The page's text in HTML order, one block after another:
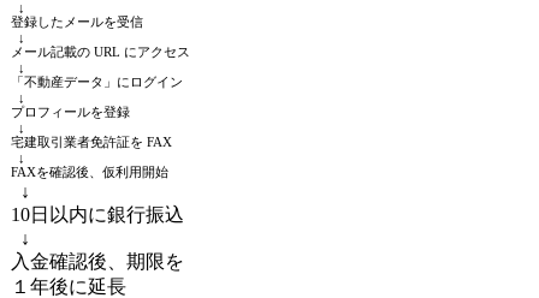
↓
登録したメールを受信
↓
メール記載の URL にアクセス
↓
「不動産データ」にログイン
↓
プロフィールを登録
↓
宅建取引業者免許証を FAX
↓
FAXを確認後、仮利用開始
↓
10日以内に銀行振込
↓
入金確認後、期限を
１年後に延長